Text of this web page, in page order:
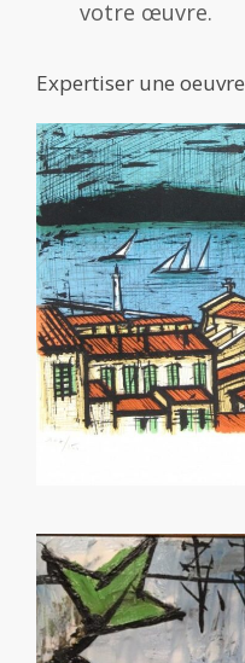
votre œuvre.
Expertiser une oeuvre